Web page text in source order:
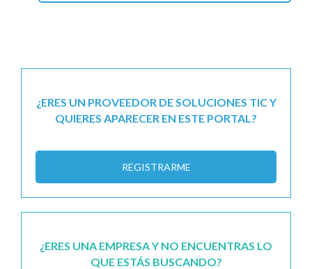
¿ERES UN PROVEEDOR DE SOLUCIONES TIC Y
QUIERES APARECER EN ESTE PORTAL?
REGISTRARME
¿ERES UNA EMPRESA Y NO ENCUENTRAS LO
QUE ESTÁS BUSCANDO?